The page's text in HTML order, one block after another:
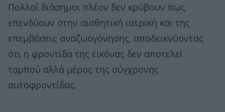
Πολλοί διάσημοι πλέον δεν κρύβουν πως
επενδύουν στην αισθητική ιατρική και της
επεμβάσεις αναζωογόνησης, αποδεικνύοντας
ότι η φροντίδα της εικόνας δεν αποτελεί
ταμπού αλλά μέρος της σύγχρονης
αυτοφροντίδας.